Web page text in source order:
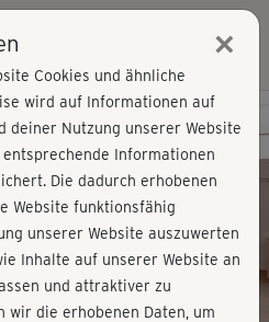
×
Cookies und ähnliche
wird auf Informationen auf
deiner Nutzung unserer Website
Informationen
Die dadurch erhobenen
Website funktionsfähig
unserer Website auszuwerten
Inhalte auf unserer Website an
und attraktiver zu
wir die erhobenen Daten, um